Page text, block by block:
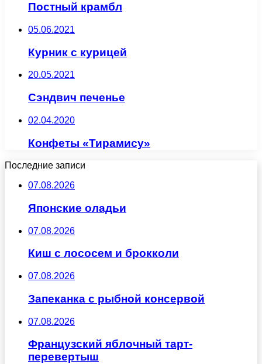
Постный крамбл
05.06.2021
Курник с курицей
20.05.2021
Сэндвич печенье
02.04.2020
Конфеты «Тирамису»
Последние записи
07.08.2026
Японские оладьи
07.08.2026
Киш с лососем и брокколи
07.08.2026
Запеканка с рыбной консервой
07.08.2026
Французский яблочный тарт-
перевертыш